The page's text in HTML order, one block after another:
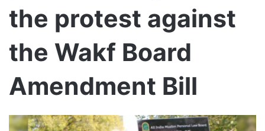
the protest against
the Wakf Board
Amendment Bill